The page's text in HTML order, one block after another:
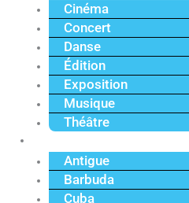
Cinéma
Concert
Danse
Édition
Exposition
Musique
Théâtre
Antigue
Barbuda
Cuba